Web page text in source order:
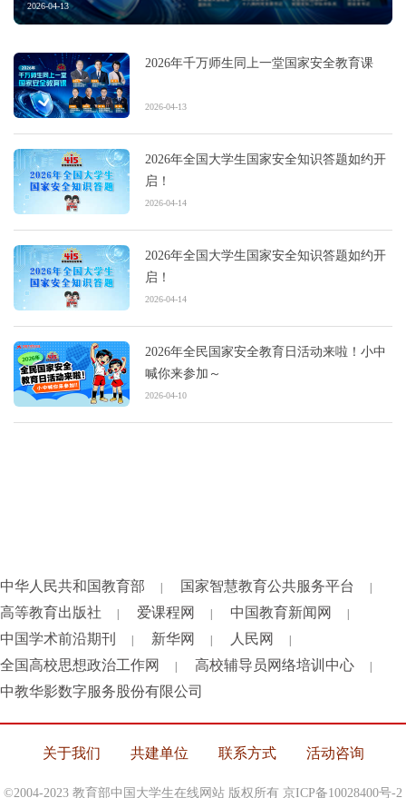
2026-04-13
2026年千万师生同上一堂国家安全教育课
2026-04-13
2026年全国大学生国家安全知识答题如约开
启！
2026-04-14
2026年全国大学生国家安全知识答题如约开
启！
2026-04-14
2026年全民国家安全教育日活动来啦！小中
喊你来参加～
2026-04-10
中华人民共和国教育部 国家智慧教育公共服务平台
高等教育出版社 爱课程网 中国教育新闻网
中国学术前沿期刊 新华网 人民网
全国高校思想政治工作网 高校辅导员网络培训中心
中教华影数字服务股份有限公司
关于我们 共建单位 联系方式 活动咨询
©2004-2023 教育部中国大学生在线网站 版权所有 京ICP备10028400号-2